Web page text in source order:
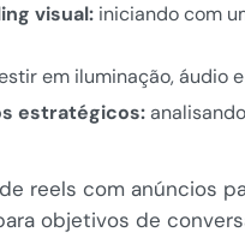
visual:iniciando com
em iluminação, áudio
estratégicos:
reels com anúncios
objetivos de